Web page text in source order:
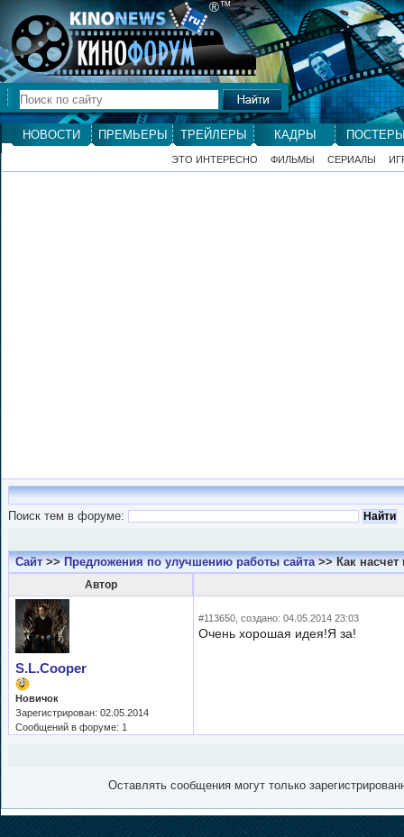
®ТМ
НОВОСТИ ПРЕМЬЕРЫ ТРЕЙЛЕРЫ КАДРЫ
ЭТО ИНТЕРЕСНО ФИЛЬМЫ СЕРИАЛЫ
Поиск тем в форуме:
Сайт>>Предложения по улучшению работы сайта>> Как насчет
Автор
S.L.Cooper
Новичок
Зарегистрирован: 02.05.2014
Сообщений в форуме: 1
#113650, создано: 04.05.2014 23:03
Очень хорошая идея!Я за!
Оставлять сообщения могут только